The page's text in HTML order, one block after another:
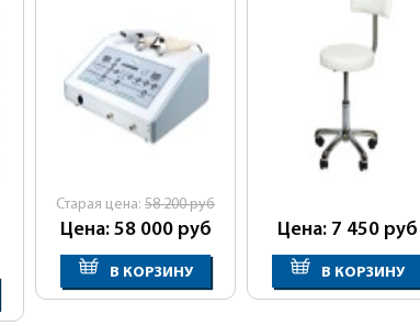
Cтарая цена: 58 200руб
Цена: 58 000 руб
В КОРЗИНУ
Цена: 7 450 руб
В КОРЗИНУ